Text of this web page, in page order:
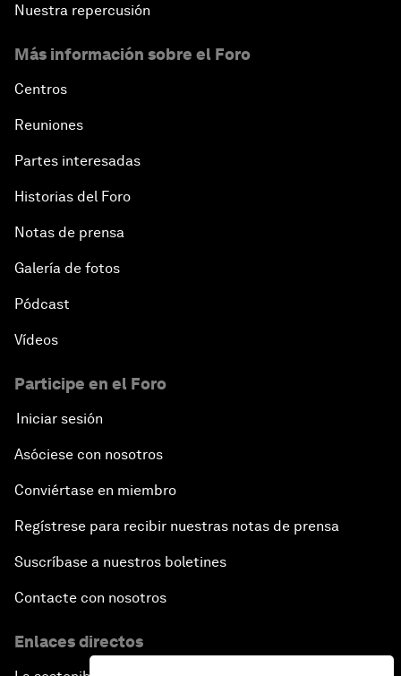
Nuestra repercusión
Más información sobre el Foro
Centros
Reuniones
Partes interesadas
Historias del Foro
Notas de prensa
Galería de fotos
Pódcast
Vídeos
Participe en el Foro
Iniciar sesión
Asóciese con nosotros
Conviértase en miembro
Regístrese para recibir nuestras notas de prensa
Suscríbase a nuestros boletines
Contacte con nosotros
Enlaces directos